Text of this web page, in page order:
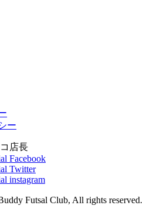
ー
Futsal Club, All rights reserved.